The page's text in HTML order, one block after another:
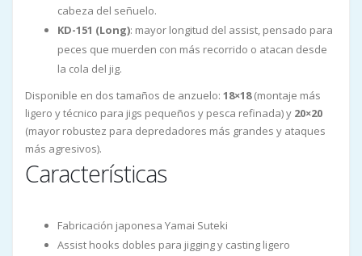
cabeza del señuelo.
KD-151 (Long): mayor longitud del assist, pensado para
peces que muerden con más recorrido o atacan desde
la cola del jig.
Disponible en dos tamaños de anzuelo: 18×18(montaje más
ligero y técnico para jigs pequeños y pesca refinada) y 20×20
(mayor robustez para depredadores más grandes y ataques
más agresivos).
Características
Fabricación japonesa Yamai Suteki
Assist hooks dobles para jigging y casting ligero